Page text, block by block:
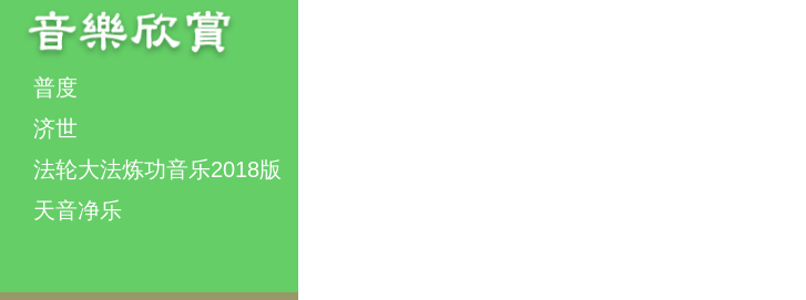
普度
济世
法轮大法炼功音乐2018版
天音净乐